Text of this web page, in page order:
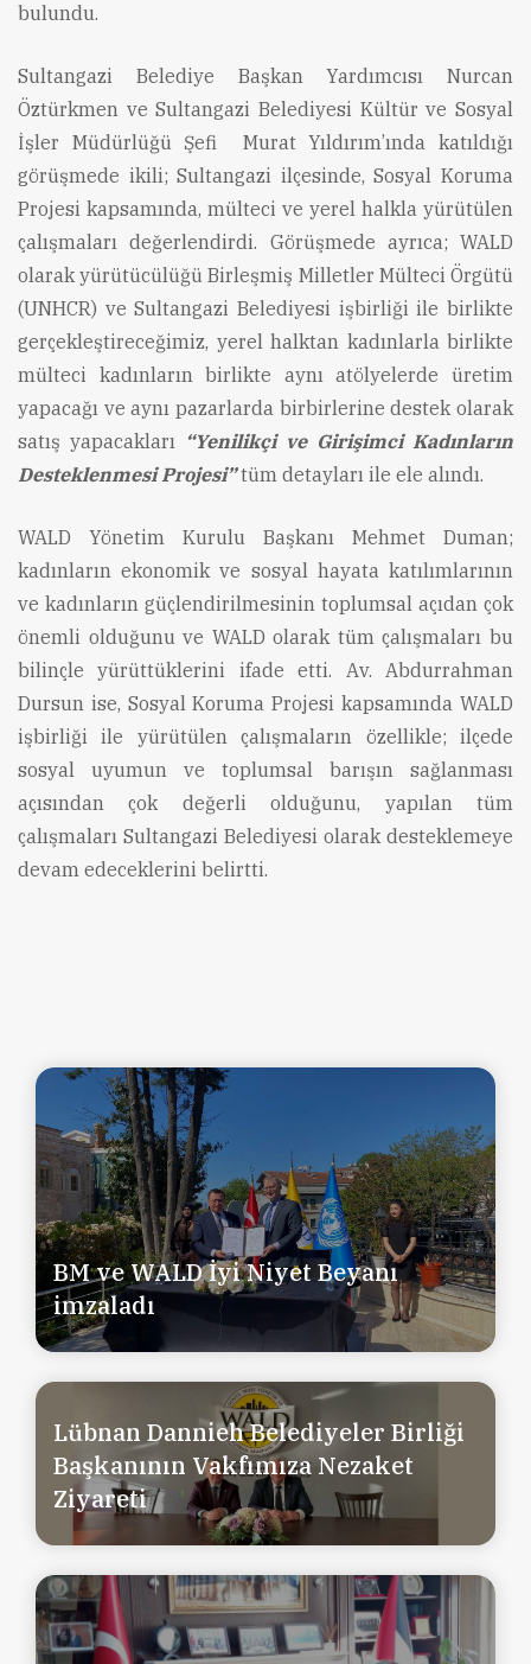
bulundu.
Sultangazi Belediye Başkan Yardımcısı Nurcan
Öztürkmen ve Sultangazi Belediyesi Kültür ve Sosyal
İşler Müdürlüğü Şefi Murat Yıldırım’ında katıldığı
görüşmede ikili; Sultangazi ilçesinde, Sosyal Koruma
Projesi kapsamında, mülteci ve yerel halkla yürütülen
çalışmaları değerlendirdi. Görüşmede ayrıca; WALD
olarak yürütücülüğü Birleşmiş Milletler Mülteci Örgütü
(UNHCR) ve Sultangazi Belediyesi işbirliği ile birlikte
gerçekleştireceğimiz, yerel halktan kadınlarla birlikte
mülteci kadınların birlikte aynı atölyelerde üretim
yapacağı ve aynı pazarlarda birbirlerine destek olarak
satış yapacakları “Yenilikçi ve Girişimci Kadınların
Desteklenmesi Projesi”tüm detayları ile ele alındı.
WALD Yönetim Kurulu Başkanı Mehmet Duman;
kadınların ekonomik ve sosyal hayata katılımlarının
ve kadınların güçlendirilmesinin toplumsal açıdan çok
önemli olduğunu ve WALD olarak tüm çalışmaları bu
bilinçle yürüttüklerini ifade etti. Av. Abdurrahman
Dursun ise, Sosyal Koruma Projesi kapsamında WALD
işbirliği ile yürütülen çalışmaların özellikle; ilçede
sosyal uyumun ve toplumsal barışın sağlanması
açısından çok değerli olduğunu, yapılan tüm
çalışmaları Sultangazi Belediyesi olarak desteklemeye
devam edeceklerini belirtti.
BM ve WALD İyi Niyet Beyanı
imzaladı
Lübnan Dannieh Belediyeler Birliği
Başkanının Vakfımıza Nezaket
Ziyareti